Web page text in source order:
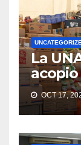
La
OCT 17,